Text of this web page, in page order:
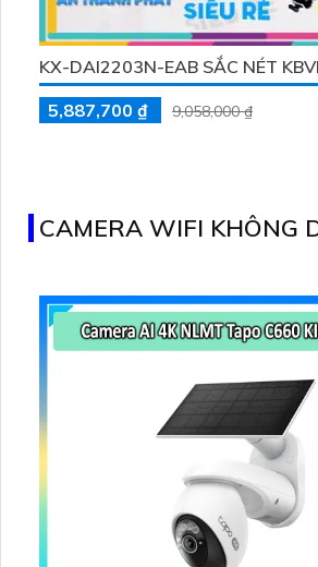
KX-DAI2203N-EAB SẮC NÉT
5,887,700 ₫
9,058,000 ₫
CAMERA WIFI KHÔNG